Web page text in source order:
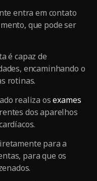
entra em contato
que pode ser
é capaz de
encaminhando o
rotinas.
realiza osexames
dos aparelhos
para a
para que os